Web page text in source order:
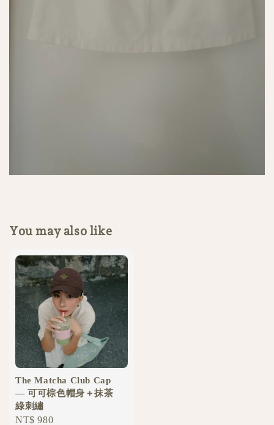
You may also like
The Matcha Club Cap
— 可可棕色帽身＋抹茶
綠刺繡
Regular
NT$ 980